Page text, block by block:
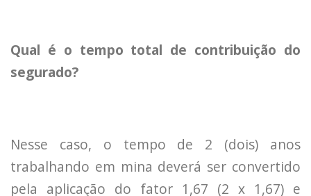
Qual é o tempo total de contribuição do
segurado?
Nesse caso, o tempo de 2 (dois) anos
trabalhando em mina deverá ser convertido
pela aplicação do fator 1,67 (2 x 1,67) e